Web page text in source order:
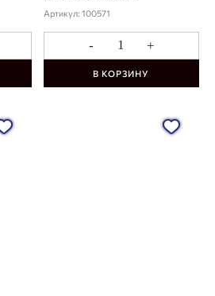
Артикул: 100571
- +
В КОРЗИНУ